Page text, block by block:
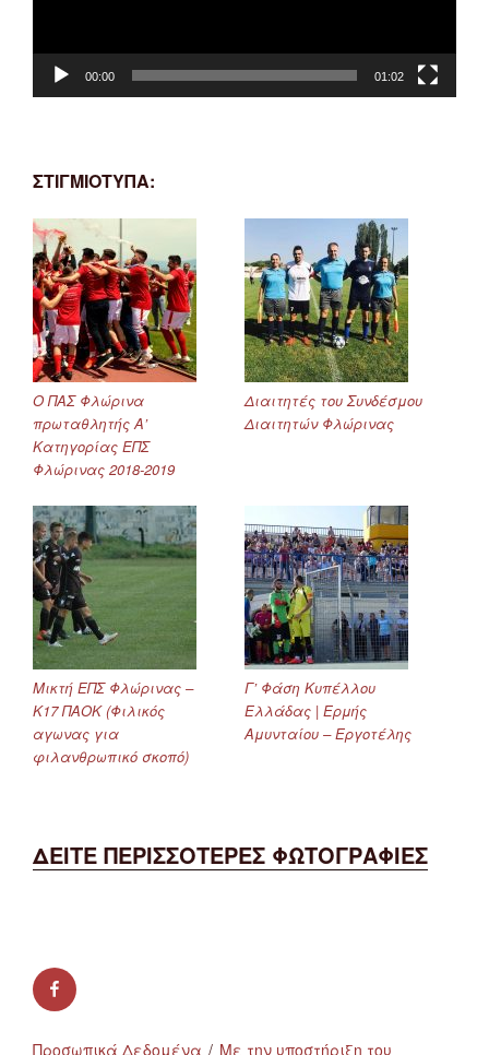
00:00 01:02
ΣΤΙΓΜΙΟΤΥΠΑ:
Ο ΠΑΣ Φλώρινα
πρωταθλητής Α’
Κατηγορίας ΕΠΣ
Φλώρινας 2018-2019
Διαιτητές του Συνδέσμου
Διαιτητών Φλώρινας
Μικτή ΕΠΣ Φλώρινας –
Κ17 ΠΑΟΚ (Φιλικός
αγωνας για
φιλανθρωπικό σκοπό)
Γ’ Φάση Κυπέλλου
Ελλάδας | Ερμής
Αμυνταίου – Εργοτέλης
ΔΕΙΤΕ ΠΕΡΙΣΣΟΤΕΡΕΣ ΦΩΤΟΓΡΑΦΙΕΣ
facebook
Προσωπικά Δεδομένα Με την υποστήριξη του